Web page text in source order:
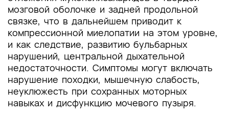
мозговой оболочке и задней продольной
связке, что в дальнейшем приводит к
компрессионной миелопатии на этом уровне,
и как следствие, развитию бульбарных
нарушений, центральной дыхательной
недостаточности. Симптомы могут включать
нарушение походки, мышечную слабость,
неуклюжесть при сохранных моторных
навыках и дисфункцию мочевого пузыря.